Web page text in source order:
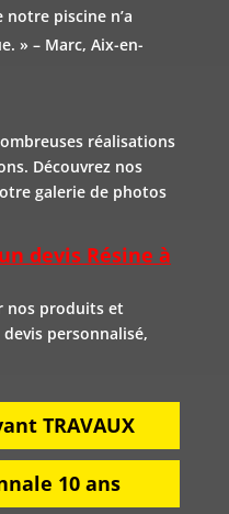
piscine n’a
» – Marc, Aix-en-
réalisations
Découvrez nos
galerie de photos
devis Résine à
nos produits et
personnalisé,
TRAVAUX
10 ans